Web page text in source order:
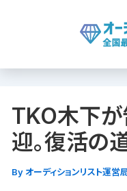
ス
TKO木下が
迎。復活の
By オーディションリスト運営